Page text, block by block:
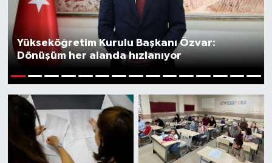
Yükseköğretim Kurulu Başkanı Özvar:
Dönüşüm her alanda hızlanıyor